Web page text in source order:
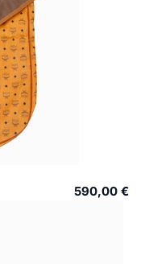
590,00 €